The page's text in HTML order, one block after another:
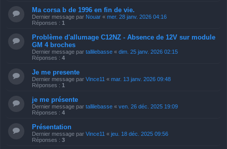
Ma corsa b de 1996 en fin de vie.
Dernier message par Nouar « mer. 28 janv. 2026 04:16
Réponses : 1
​Problème d'allumage C12NZ - Absence de 12V sur module
GM 4 broches
Dernier message par tallilebasse « dim. 25 janv. 2026 02:15
Réponses : 4
Je me presente
Dernier message par Vince11 « mar. 13 janv. 2026 09:48
Réponses : 1
je me présente
Dernier message par tallilebasse « ven. 26 déc. 2025 19:09
Réponses : 4
Présentation
Dernier message par Vince11 « jeu. 18 déc. 2025 09:56
Réponses : 3